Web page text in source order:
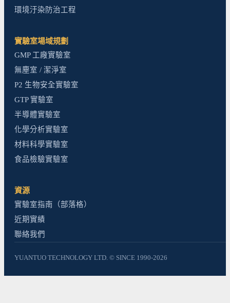
環境汙染防治工程
實驗室場域規劃
GMP 工廠實驗室
無塵室 / 潔淨室
P2 生物安全實驗室
GTP 實驗室
半導體實驗室
化學分析實驗室
材料科學實驗室
食品檢驗實驗室
資源
實驗室指南（部落格）
近期實績
聯絡我們
YUANTUO TECHNOLOGY LTD. © SINCE 1990-2026